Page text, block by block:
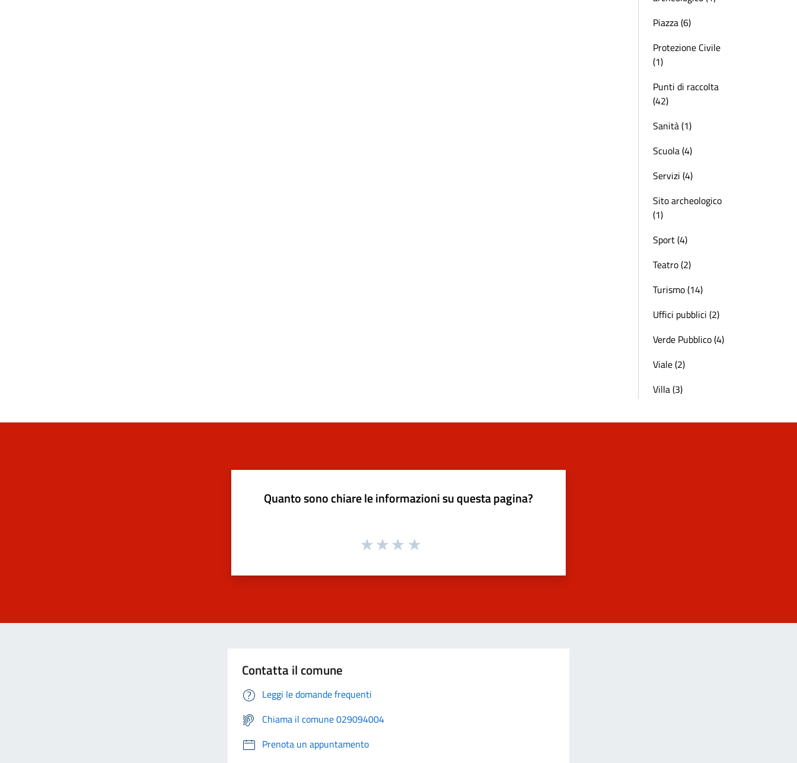
Piazza (6)
Protezione Civile
(1)
Punti di raccolta
(42)
Sanità (1)
Scuola (4)
Servizi (4)
Sito archeologico
(1)
Sport (4)
Teatro (2)
Turismo (14)
Uffici pubblici (2)
Verde Pubblico (4)
Viale (2)
Villa (3)
Quanto sono chiare le informazioni su questa pagina?
Contatta il comune
Leggi le domande frequenti
Chiama il comune 029094004
Prenota un appuntamento